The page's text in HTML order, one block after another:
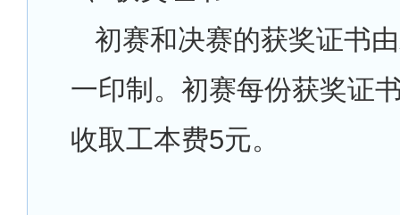
初赛和决赛的获奖证书
一印制。初赛每份获奖证
收取工本费5元。